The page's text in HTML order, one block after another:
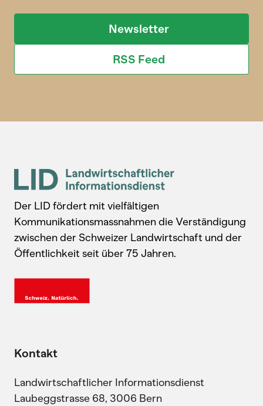
Newsletter
RSS Feed
Der LID fördert mit vielfältigen
Kommunikationsmassnahmen die Verständigung
zwischen der Schweizer Landwirtschaft und der
Öffentlichkeit seit über 75 Jahren.
Kontakt
Landwirtschaftlicher Informationsdienst
Laubeggstrasse 68, 3006 Bern